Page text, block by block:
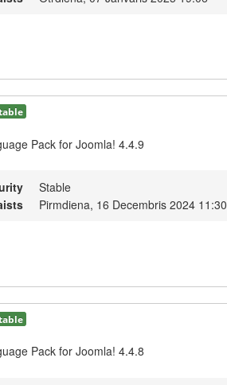
Pack for Joomla! 4.4.9
Stable
Pirmdiena, 16 Decembris 2024 11:30
Pack for Joomla! 4.4.8